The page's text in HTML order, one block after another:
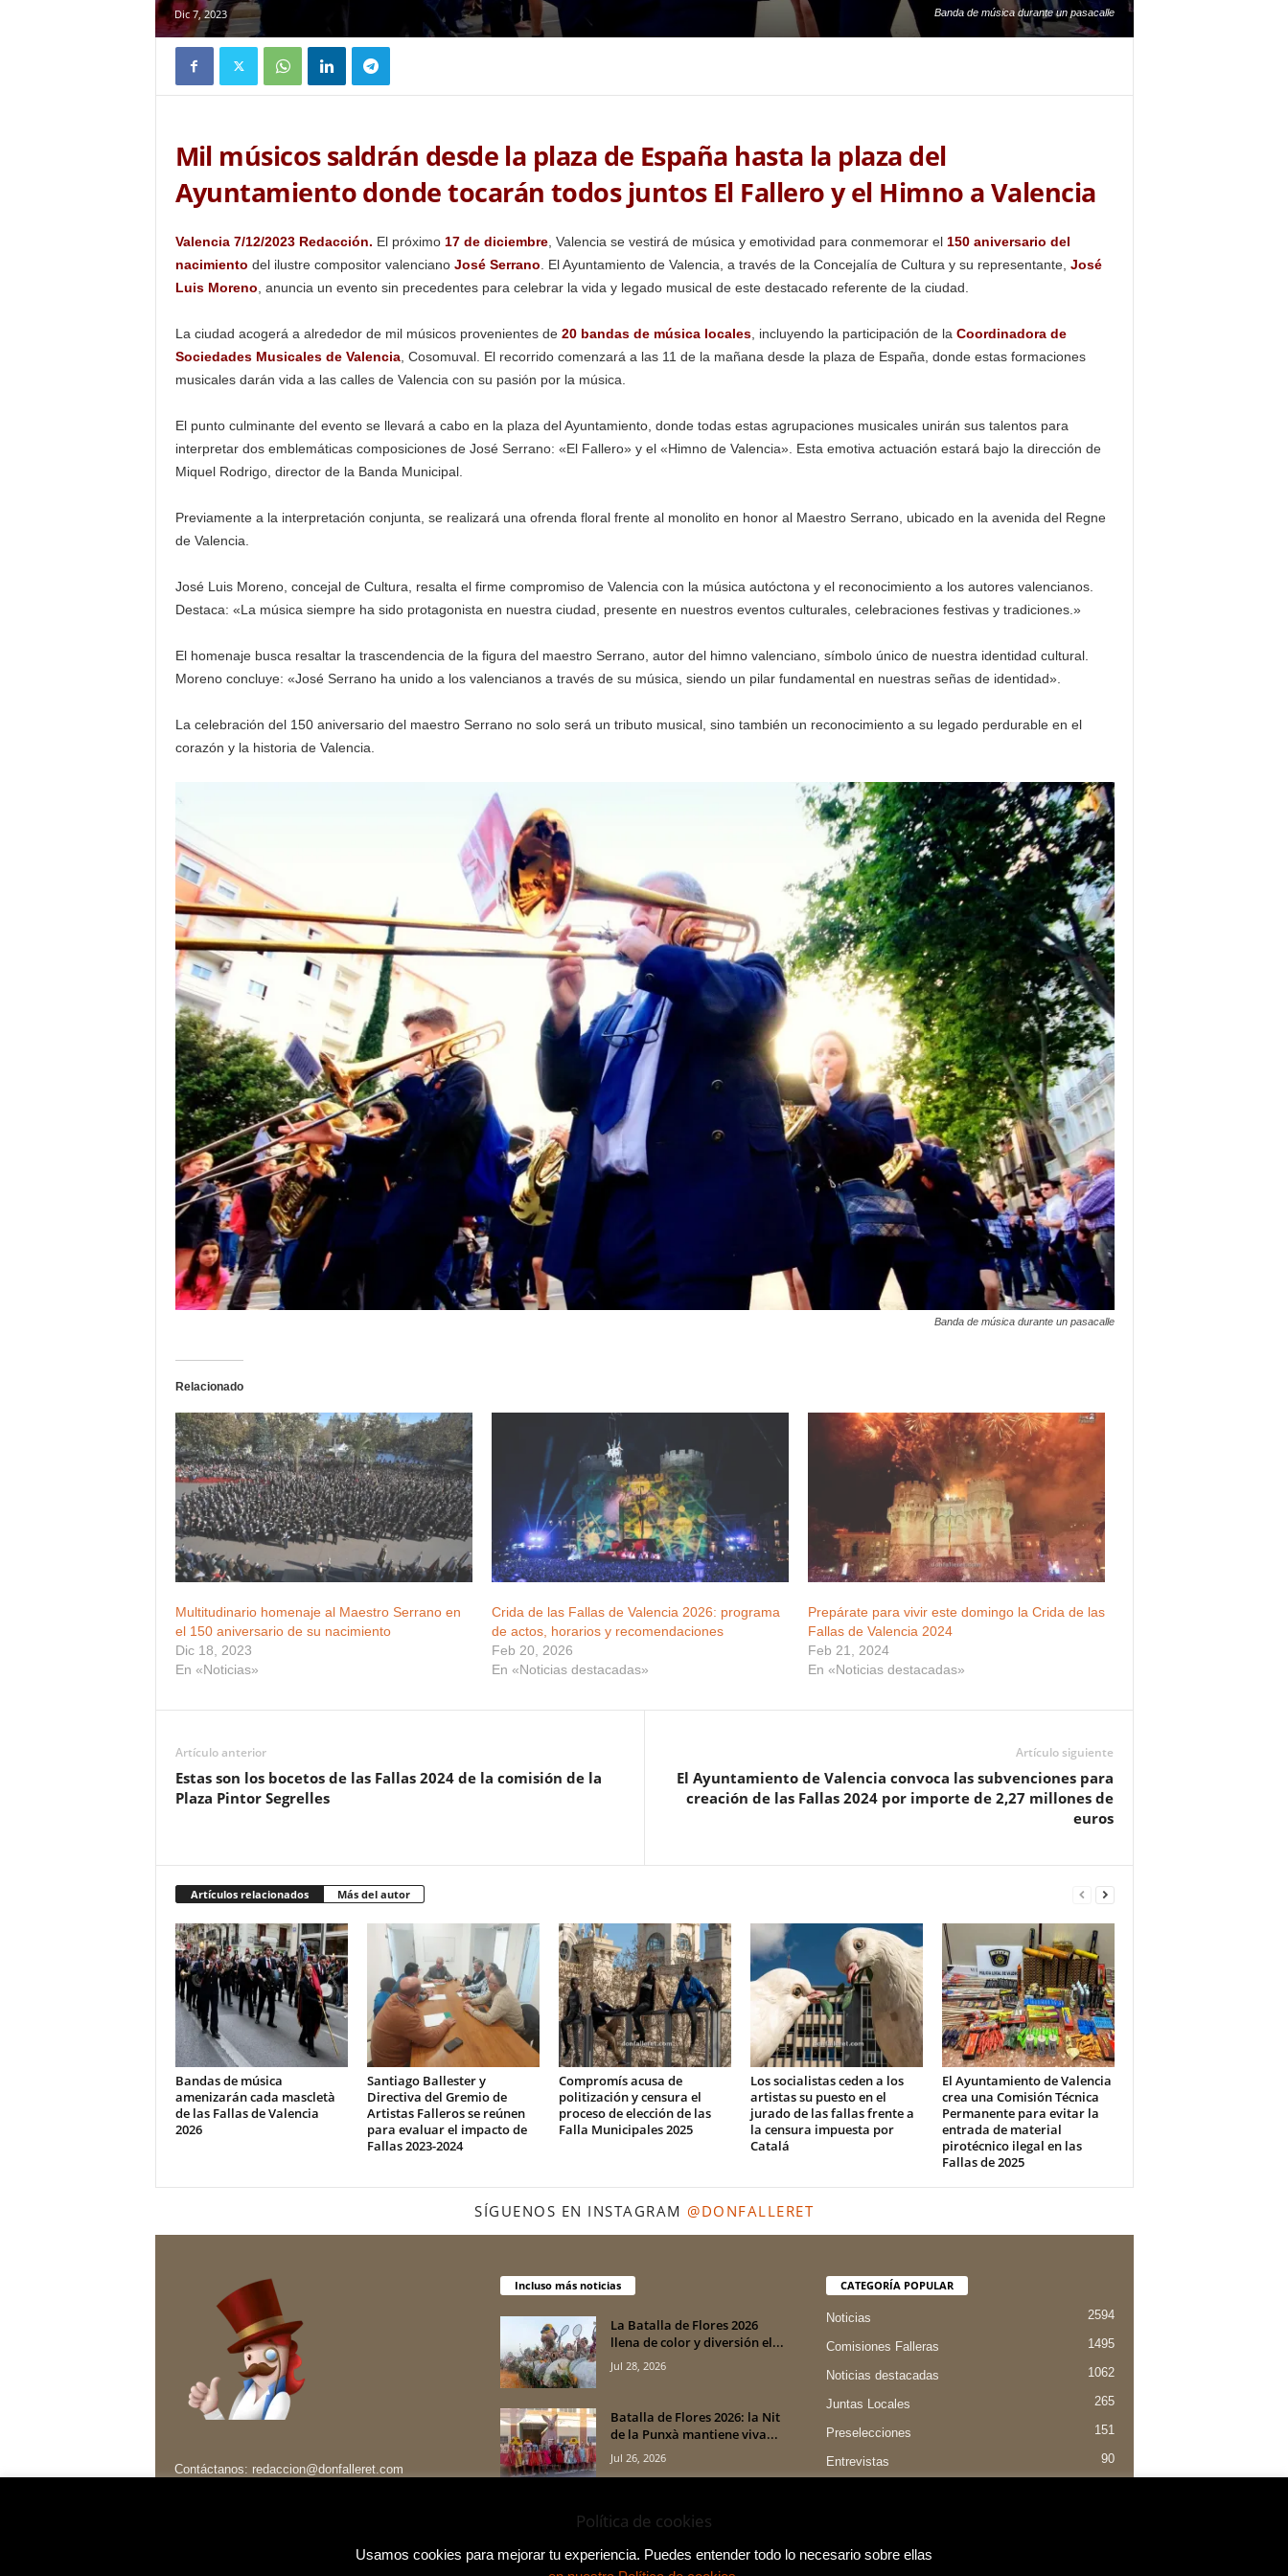
Banda de música durante un pasacalle
Dic 7, 2023
Mil músicos saldrán desde la plaza de España hasta la plaza del
Ayuntamiento donde tocarán todos juntos El Fallero y el Himno a Valencia
Valencia 7/12/2023 Redacción. El próximo 17 de diciembre, Valencia se vestirá de música y emotividad para conmemorar el 150 aniversario del
nacimiento del ilustre compositor valencianoJosé Serrano . El Ayuntamiento de Valencia, a través de la Concejalía de Cultura y su representante, José
Luis Moreno , anuncia un evento sin precedentes para celebrar la vida y legado musical de este destacado referente de la ciudad.
La ciudad acogerá a alrededor de mil músicos provenientes de 20 bandas de música locales, incluyendo la participación de la Coordinadora de
Sociedades Musicales de Valencia, Cosomuval. El recorrido comenzará a las 11 de la mañana desde la plaza de España, donde estas formaciones
musicales darán vida a las calles de Valencia con su pasión por la música.
El punto culminante del evento se llevará a cabo en la plaza del Ayuntamiento, donde todas estas agrupaciones musicales unirán sus talentos para
interpretar dos emblemáticas composiciones de José Serrano: «El Fallero» y el «Himno de Valencia». Esta emotiva actuación estará bajo la dirección de
Miquel Rodrigo, director de la Banda Municipal.
Previamente a la interpretación conjunta, se realizará una ofrenda floral frente al monolito en honor al Maestro Serrano, ubicado en la avenida del Regne
de Valencia.
José Luis Moreno, concejal de Cultura, resalta el firme compromiso de Valencia con la música autóctona y el reconocimiento a los autores valencianos.
Destaca: «La música siempre ha sido protagonista en nuestra ciudad, presente en nuestros eventos culturales, celebraciones festivas y tradiciones.»
El homenaje busca resaltar la trascendencia de la figura del maestro Serrano, autor del himno valenciano, símbolo único de nuestra identidad cultural.
Moreno concluye: «José Serrano ha unido a los valencianos a través de su música, siendo un pilar fundamental en nuestras señas de identidad».
La celebración del 150 aniversario del maestro Serrano no solo será un tributo musical, sino también un reconocimiento a su legado perdurable en el
corazón y la historia de Valencia.
Banda de música durante un pasacalle
Relacionado
Multitudinario homenaje al Maestro Serrano en
el 150 aniversario de su nacimiento
Dic 18, 2023
En «Noticias»
Crida de las Fallas de Valencia 2026: programa
de actos, horarios y recomendaciones
Feb 20, 2026
En «Noticias destacadas»
Prepárate para vivir este domingo la Crida de las
Fallas de Valencia 2024
Feb 21, 2024
En «Noticias destacadas»
Artículo anterior
Estas son los bocetos de las Fallas 2024 de la comisión de la
Plaza Pintor Segrelles
Artículo siguiente
El Ayuntamiento de Valencia convoca las subvenciones para
creación de las Fallas 2024 por importe de 2,27 millones de
euros
Artículos relacionados Más del autor
Bandas de música
amenizarán cada mascletà
de las Fallas de Valencia
2026
Santiago Ballester y
Directiva del Gremio de
Artistas Falleros se reúnen
para evaluar el impacto de
Fallas 2023-2024
Compromís acusa de
politización y censura el
proceso de elección de las
Falla Municipales 2025
Los socialistas ceden a los
artistas su puesto en el
jurado de las fallas frente a
la censura impuesta por
Catalá
El Ayuntamiento de Valencia
crea una Comisión Técnica
Permanente para evitar la
entrada de material
pirotécnico ilegal en las
Fallas de 2025
SÍGUENOS EN INSTAGRAM @DONFALLERET
Contáctanos: redaccion@donfalleret.com
Incluso más noticias
La Batalla de Flores 2026
llena de color y diversión el...
Jul 28, 2026
Batalla de Flores 2026: la Nit
de la Punxà mantiene viva...
Jul 26, 2026
de Flores 2026 con más de
CATEGORÍA POPULAR
Noticias 2594
Comisiones Falleras 1495
Noticias destacadas 1062
Juntas Locales 265
Preselecciones 151
Entrevistas 90
Política de cookies
Usamos cookies para mejorar tu experiencia. Puedes entender todo lo necesario sobre ellas